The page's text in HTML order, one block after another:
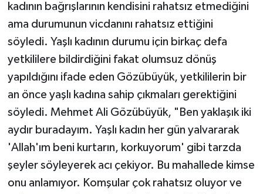
kadının bağrışlarının kendisini rahatsız etmediğini
ama durumunun vicdanını rahatsız ettiğini
söyledi. Yaşlı kadının durumu için birkaç defa
yetkililere bildirdiğini fakat olumsuz dönüş
yapıldığını ifade eden Gözübüyük, yetkililerin bir
an önce yaşlı kadına sahip çıkmaları gerektiğini
söyledi. Mehmet Ali Gözübüyük, "Ben yaklaşık iki
aydır buradayım. Yaşlı kadın her gün yalvararak
'Allah'ım beni kurtarın, korkuyorum' gibi tarzda
şeyler söyleyerek acı çekiyor. Bu mahallede kimse
onu anlamıyor. Komşular çok rahatsız oluyor ve